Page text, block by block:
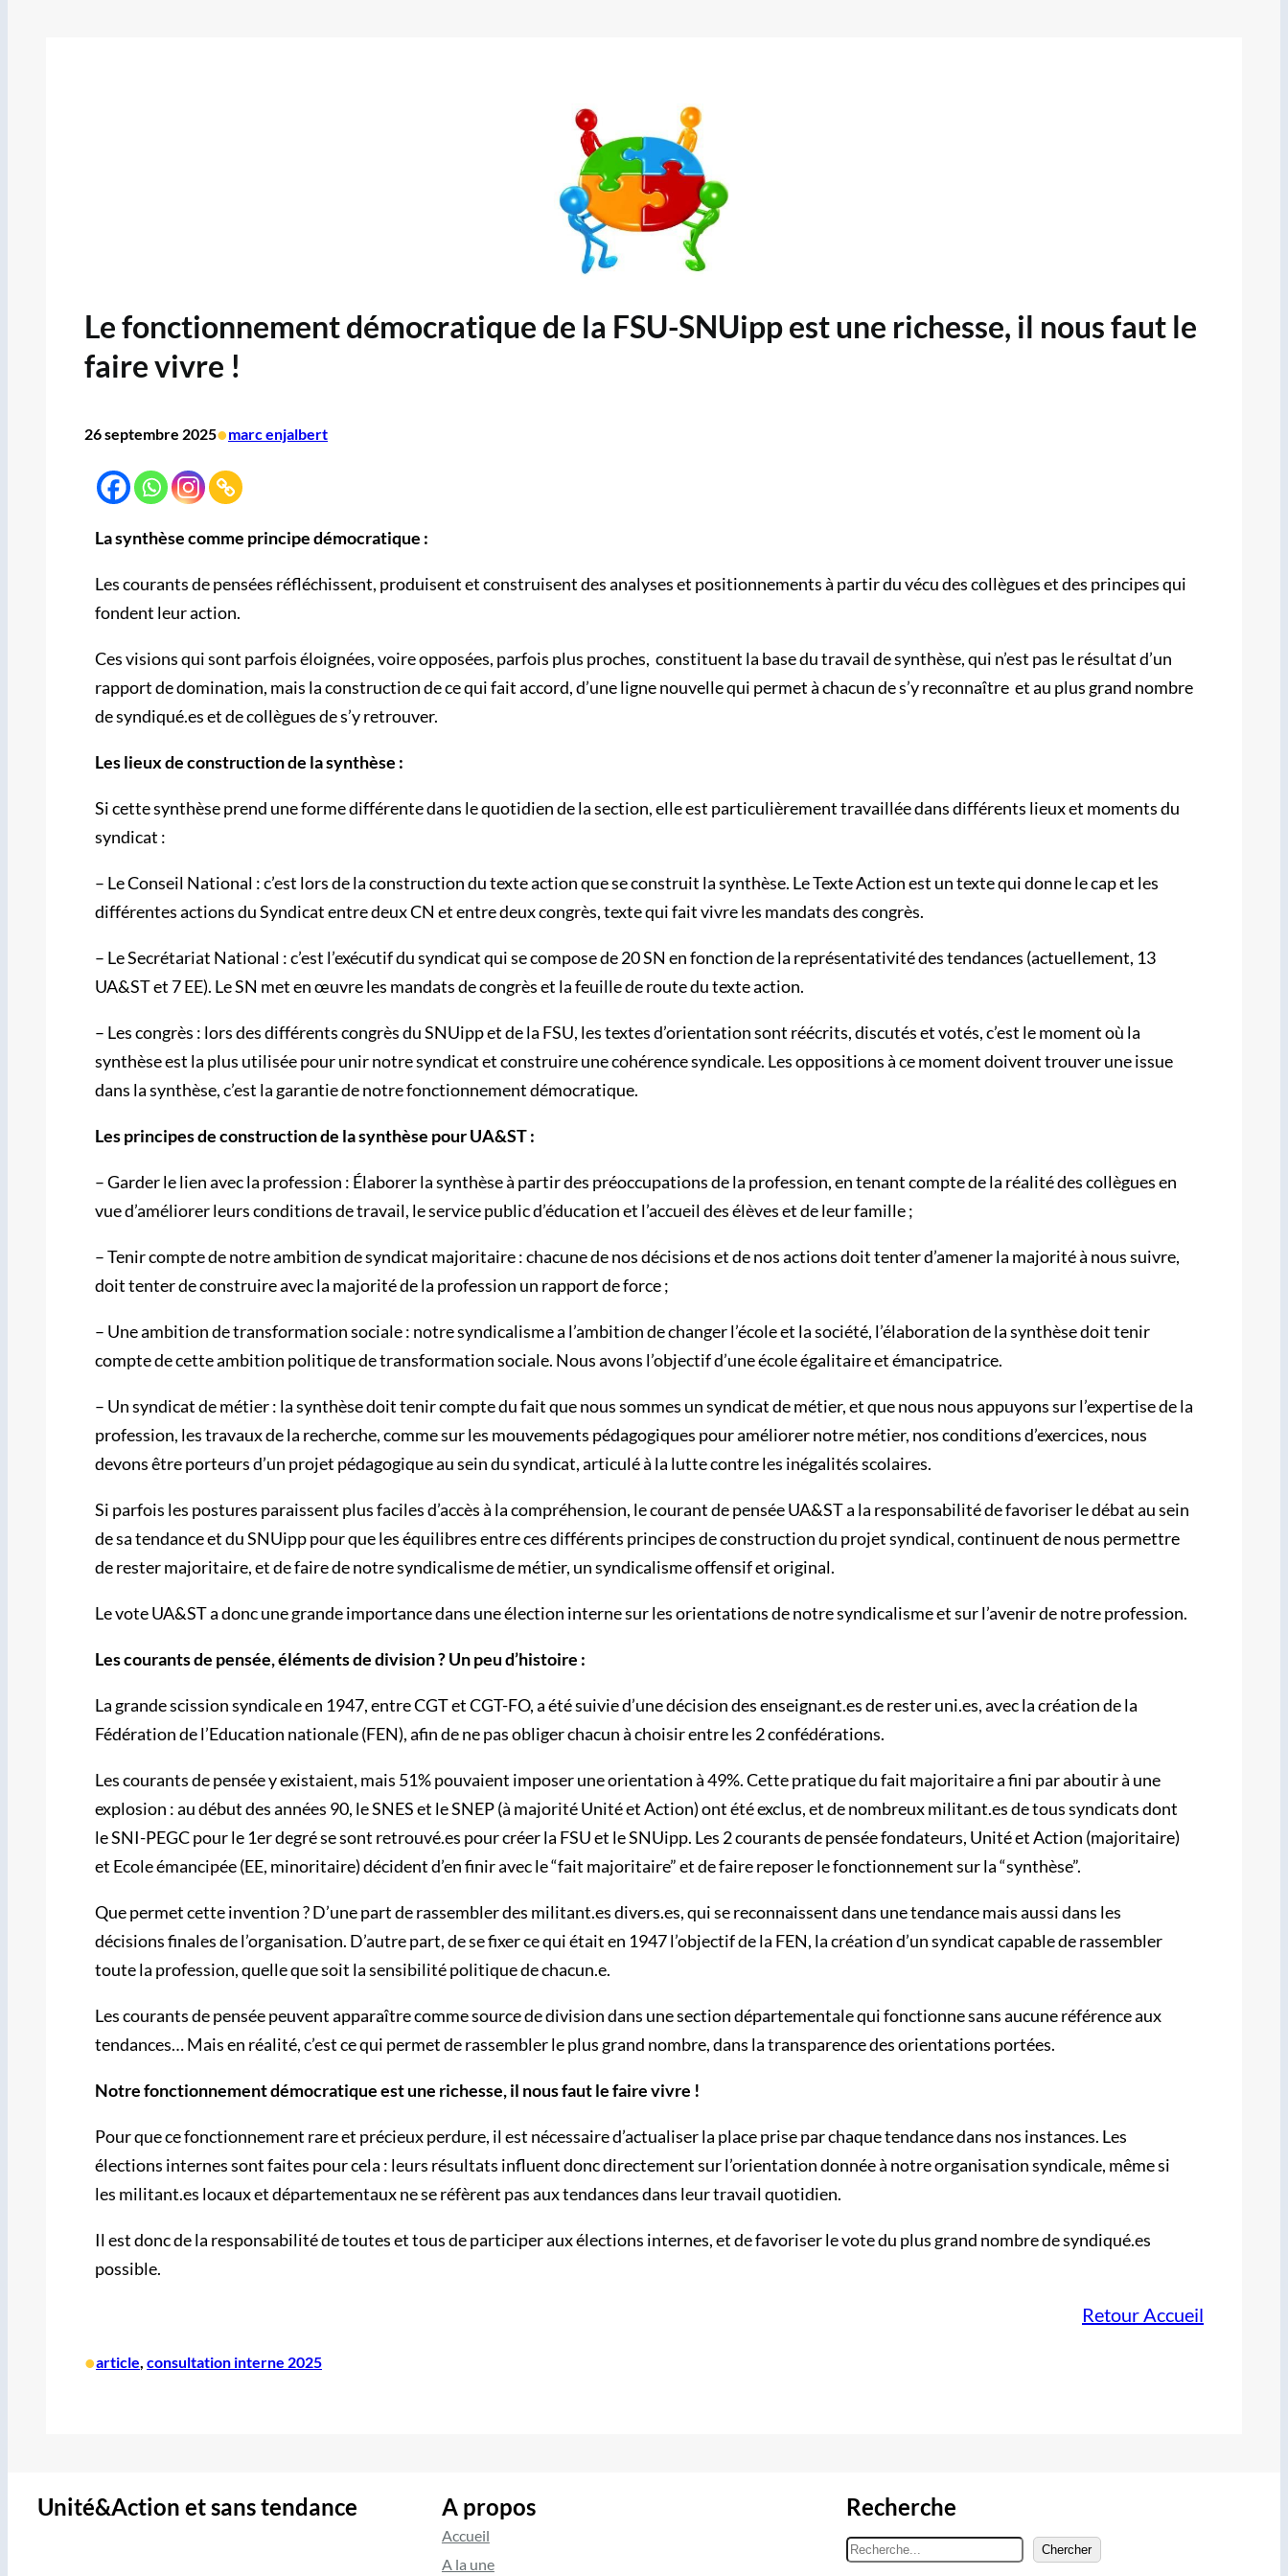
Le fonctionnement démocratique de la FSU-SNUipp est une richesse, il nous faut le
faire vivre !
26 septembre 2025•marc enjalbert
La synthèse comme principe démocratique :
Les courants de pensées réfléchissent, produisent et construisent des analyses et positionnements à partir du vécu des collègues et des principes qui
fondent leur action.
Ces visions qui sont parfois éloignées, voire opposées, parfois plus proches, constituent la base du travail de synthèse, qui n’est pas le résultat d’un
rapport de domination, mais la construction de ce qui fait accord, d’une ligne nouvelle qui permet à chacun de s’y reconnaître et au plus grand nombre
de syndiqué.es et de collègues de s’y retrouver.
Les lieux de construction de la synthèse :
Si cette synthèse prend une forme différente dans le quotidien de la section, elle est particulièrement travaillée dans différents lieux et moments du
syndicat :
– Le Conseil National : c’est lors de la construction du texte action que se construit la synthèse. Le Texte Action est un texte qui donne le cap et les
différentes actions du Syndicat entre deux CN et entre deux congrès, texte qui fait vivre les mandats des congrès.
– Le Secrétariat National : c’est l’exécutif du syndicat qui se compose de 20 SN en fonction de la représentativité des tendances (actuellement, 13
UA&ST et 7 EE). Le SN met en œuvre les mandats de congrès et la feuille de route du texte action.
– Les congrès : lors des différents congrès du SNUipp et de la FSU, les textes d’orientation sont réécrits, discutés et votés, c’est le moment où la
synthèse est la plus utilisée pour unir notre syndicat et construire une cohérence syndicale. Les oppositions à ce moment doivent trouver une issue
dans la synthèse, c’est la garantie de notre fonctionnement démocratique.
Les principes de construction de la synthèse pour UA&ST :
– Garder le lien avec la profession : Élaborer la synthèse à partir des préoccupations de la profession, en tenant compte de la réalité des collègues en
vue d’améliorer leurs conditions de travail, le service public d’éducation et l’accueil des élèves et de leur famille ;
– Tenir compte de notre ambition de syndicat majoritaire : chacune de nos décisions et de nos actions doit tenter d’amener la majorité à nous suivre,
doit tenter de construire avec la majorité de la profession un rapport de force ;
– Une ambition de transformation sociale : notre syndicalisme a l’ambition de changer l’école et la société, l’élaboration de la synthèse doit tenir
compte de cette ambition politique de transformation sociale. Nous avons l’objectif d’une école égalitaire et émancipatrice.
– Un syndicat de métier : la synthèse doit tenir compte du fait que nous sommes un syndicat de métier, et que nous nous appuyons sur l’expertise de la
profession, les travaux de la recherche, comme sur les mouvements pédagogiques pour améliorer notre métier, nos conditions d’exercices, nous
devons être porteurs d’un projet pédagogique au sein du syndicat, articulé à la lutte contre les inégalités scolaires.
Si parfois les postures paraissent plus faciles d’accès à la compréhension, le courant de pensée UA&ST a la responsabilité de favoriser le débat au sein
de sa tendance et du SNUipp pour que les équilibres entre ces différents principes de construction du projet syndical, continuent de nous permettre
de rester majoritaire, et de faire de notre syndicalisme de métier, un syndicalisme offensif et original.
Le vote UA&ST a donc une grande importance dans une élection interne sur les orientations de notre syndicalisme et sur l’avenir de notre profession.
Les courants de pensée, éléments de division ? Un peu d’histoire :
La grande scission syndicale en 1947, entre CGT et CGT-FO, a été suivie d’une décision des enseignant.es de rester uni.es, avec la création de la
Fédération de l’Education nationale (FEN), afin de ne pas obliger chacun à choisir entre les 2 confédérations.
Les courants de pensée y existaient, mais 51% pouvaient imposer une orientation à 49%. Cette pratique du fait majoritaire a fini par aboutir à une
explosion : au début des années 90, le SNES et le SNEP (à majorité Unité et Action) ont été exclus, et de nombreux militant.es de tous syndicats dont
le SNI-PEGC pour le 1er degré se sont retrouvé.es pour créer la FSU et le SNUipp. Les 2 courants de pensée fondateurs, Unité et Action (majoritaire)
et Ecole émancipée (EE, minoritaire) décident d’en finir avec le “fait majoritaire” et de faire reposer le fonctionnement sur la “synthèse”.
Que permet cette invention ? D’une part de rassembler des militant.es divers.es, qui se reconnaissent dans une tendance mais aussi dans les
décisions finales de l’organisation. D’autre part, de se fixer ce qui était en 1947 l’objectif de la FEN, la création d’un syndicat capable de rassembler
toute la profession, quelle que soit la sensibilité politique de chacun.e.
Les courants de pensée peuvent apparaître comme source de division dans une section départementale qui fonctionne sans aucune référence aux
tendances… Mais en réalité, c’est ce qui permet de rassembler le plus grand nombre, dans la transparence des orientations portées.
Notre fonctionnement démocratique est une richesse, il nous faut le faire vivre !
Pour que ce fonctionnement rare et précieux perdure, il est nécessaire d’actualiser la place prise par chaque tendance dans nos instances. Les
élections internes sont faites pour cela : leurs résultats influent donc directement sur l’orientation donnée à notre organisation syndicale, même si
les militant.es locaux et départementaux ne se réfèrent pas aux tendances dans leur travail quotidien.
Il est donc de la responsabilité de toutes et tous de participer aux élections internes, et de favoriser le vote du plus grand nombre de syndiqué.es
possible.
Retour Accueil
•article, consultation interne 2025
Unité&Action et sans tendance A propos
Accueil
A la une
Recherche
R
Chercher